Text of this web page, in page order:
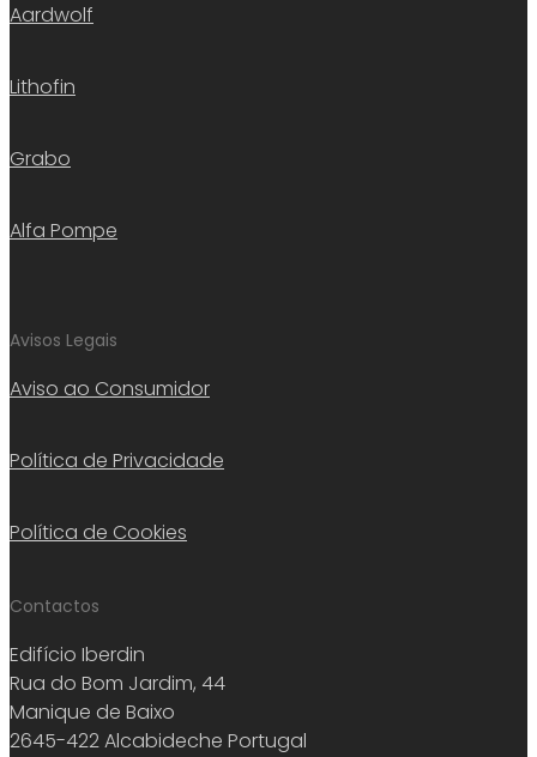
Aardwolf
Lithofin
Grabo
Alfa Pompe
Avisos Legais
Aviso ao Consumidor
Política de Privacidade
Política de Cookies
Contactos
Edifício Iberdin
Rua do Bom Jardim, 44
Manique de Baixo
2645-422 Alcabideche Portugal